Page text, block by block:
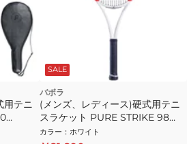
用テニ
SALE
バボラ
(メンズ、レディース)硬式用テニ
スラケット PURE STRIKE 98
16X19 101524
カラー ： ホワイト